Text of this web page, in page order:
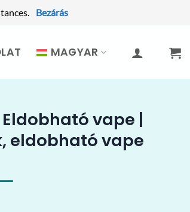
Bezárás
MAGYAR
Eldobható vape |
eldobható vape